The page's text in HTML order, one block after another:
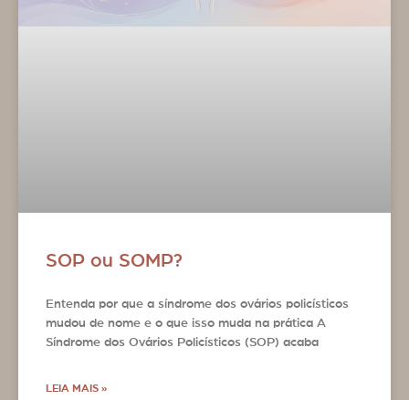
SOP ou SOMP?
Entenda por que a síndrome dos ovários policísticos
mudou de nome e o que isso muda na prática A
Síndrome dos Ovários Policísticos (SOP) acaba
LEIA MAIS »